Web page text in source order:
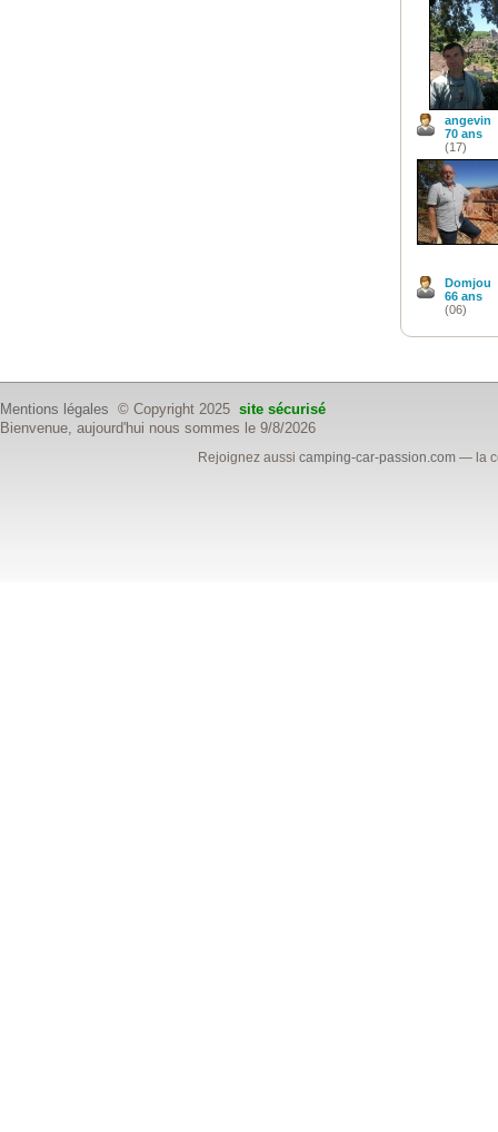
angevin
70 ans
(17)
Domjou
66 ans
(06)
Mentions légales © Copyright 2025 site sécurisé
Bienvenue, aujourd'hui nous sommes le 9/8/2026
Rejoignez aussicamping-car-passion.com — la